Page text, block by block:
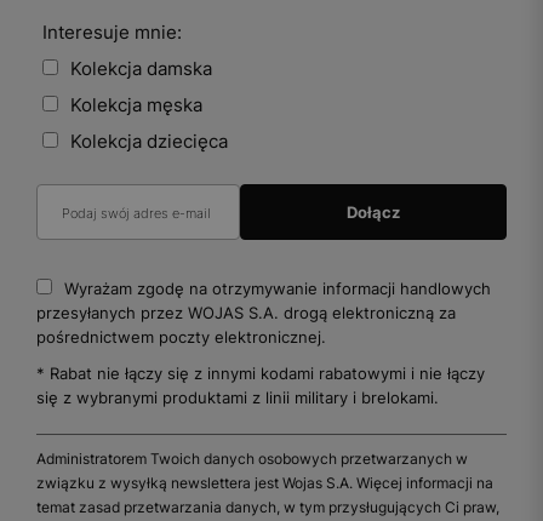
Interesuje mnie:
Kolekcja damska
Kolekcja męska
Kolekcja dziecięca
Wyrażam zgodę na otrzymywanie informacji handlowych
przesyłanych przez WOJAS S.A. drogą elektroniczną za
pośrednictwem poczty elektronicznej.
* Rabat nie łączy się z innymi kodami rabatowymi i nie łączy
się z wybranymi produktami z linii military i brelokami.
Administratorem Twoich danych osobowych przetwarzanych w
związku z wysyłką newslettera jest Wojas S.A. Więcej informacji na
temat zasad przetwarzania danych, w tym przysługujących Ci praw,